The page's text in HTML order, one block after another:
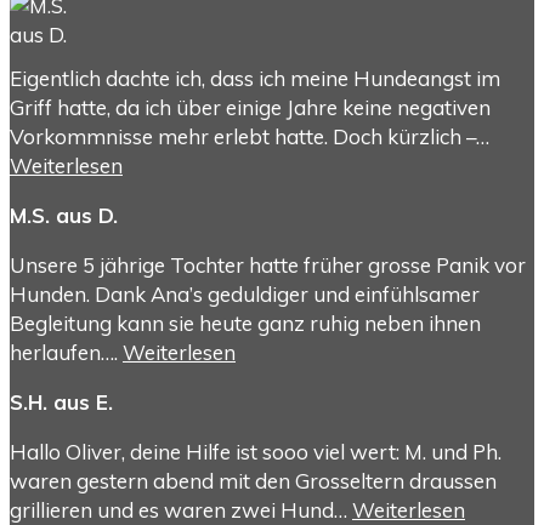
Eigentlich dachte ich, dass ich meine Hundeangst im
Griff hatte, da ich über einige Jahre keine negativen
Vorkommnisse mehr erlebt hatte. Doch kürzlich –…
Weiterlesen
M.S. aus D.
Unsere 5 jährige Tochter hatte früher grosse Panik vor
Hunden. Dank Ana’s geduldiger und einfühlsamer
Begleitung kann sie heute ganz ruhig neben ihnen
herlaufen…. Weiterlesen
S.H. aus E.
Hallo Oliver, deine Hilfe ist sooo viel wert: M. und Ph.
waren gestern abend mit den Grosseltern draussen
grillieren und es waren zwei Hund… Weiterlesen